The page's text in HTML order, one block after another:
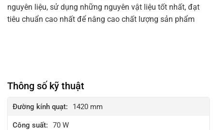
nguyên liệu, sử dụng những nguyên vật liệu tốt nhất, đạt
tiêu chuẩn cao nhất để nâng cao chất lượng sản phẩm
Thông số kỹ thuật
Đường kính quạt: 1420 mm
Công suất: 70 W